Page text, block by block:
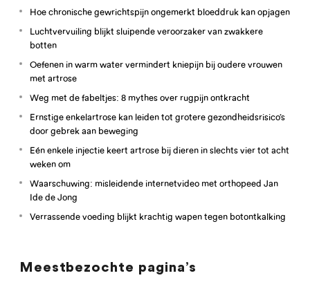
Hoe chronische gewrichtspijn ongemerkt bloeddruk kan opjagen
Luchtvervuiling blijkt sluipende veroorzaker van zwakkere
botten
Oefenen in warm water vermindert kniepijn bij oudere vrouwen
met artrose
Weg met de fabeltjes: 8 mythes over rugpijn ontkracht
Ernstige enkelartrose kan leiden tot grotere gezondheidsrisico’s
door gebrek aan beweging
Eén enkele injectie keert artrose bij dieren in slechts vier tot acht
weken om
Waarschuwing: misleidende internetvideo met orthopeed Jan
Ide de Jong
Verrassende voeding blijkt krachtig wapen tegen botontkalking
Meestbezochte pagina’s